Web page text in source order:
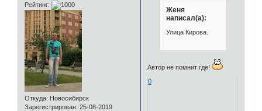
Рейтинг:
Откуда: Новосибирск
Зарегистрирован: 25-08-2019
Женя
написал(а):
Улица Кирова.
Автор не помнит где!
0